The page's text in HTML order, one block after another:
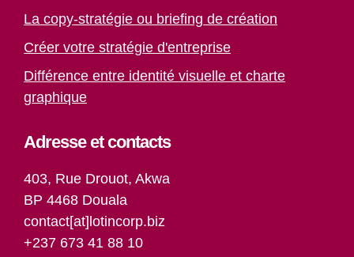
La copy-stratégie ou briefing de création
Créer votre stratégie d'entreprise
Différence entre identité visuelle et charte
graphique
Adresse et contacts
403, Rue Drouot, Akwa
BP 4468 Douala
contact[at]lotincorp.biz
+237 673 41 88 10